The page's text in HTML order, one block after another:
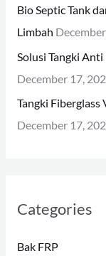
Bio Septic Tank
Limbah
Solusi Tangki
December 17,
Tangki Fiberglass
December 17,
Categories
Bak FRP